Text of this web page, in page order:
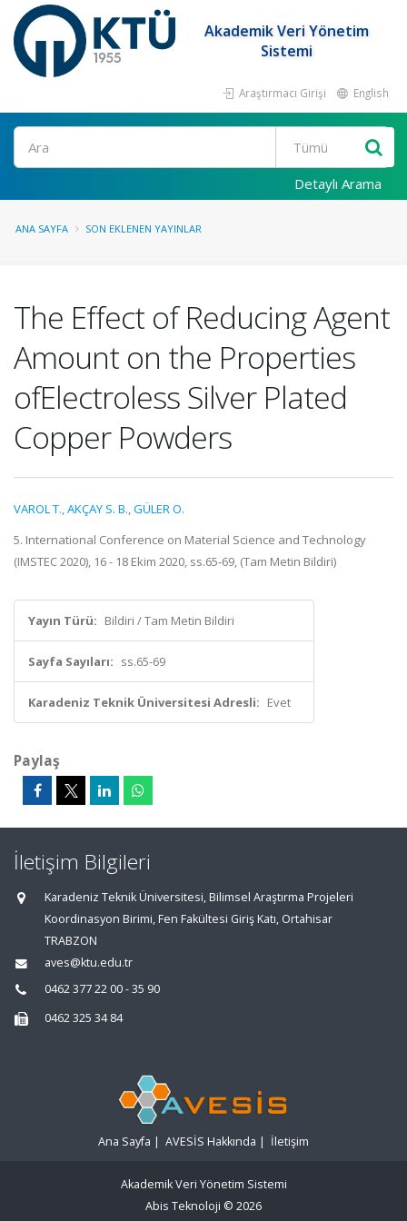
Akademik Veri Yönetim
Sistemi
Araştırmacı Girişi English
Ara
Detaylı Arama
ANA SAYFA SON EKLENEN YAYINLAR
The Effect of Reducing Agent
Amount on the Properties
ofElectroless Silver Plated
Copper Powders
VAROL T.,AKÇAY S. B.,GÜLER O.
5. International Conference on Material Science and Technology
(IMSTEC 2020), 16 - 18 Ekim 2020, ss.65-69, (Tam Metin Bildiri)
Yayın Türü: Bildiri / Tam Metin Bildiri
Sayfa Sayıları: ss.65-69
Karadeniz Teknik Üniversitesi Adresli: Evet
Paylaş
İletişim Bilgileri
Karadeniz Teknik Üniversitesi, Bilimsel Araştırma Projeleri
Koordinasyon Birimi, Fen Fakültesi Giriş Katı, Ortahisar
TRABZON
aves@ktu.edu.tr
0462 377 22 00 - 35 90
0462 325 34 84
Ana Sayfa | AVESİS Hakkında | İletişim
Akademik Veri Yönetim Sistemi
Abis Teknoloji © 2026